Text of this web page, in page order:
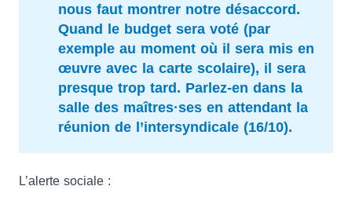
nous faut montrer notre désaccord.
Quand le budget sera voté (par
exemple au moment où il sera mis en
œuvre avec la carte scolaire), il sera
presque trop tard. Parlez-en dans la
salle des maîtres·ses en attendant la
réunion de l’intersyndicale (16/10).
L’alerte sociale :